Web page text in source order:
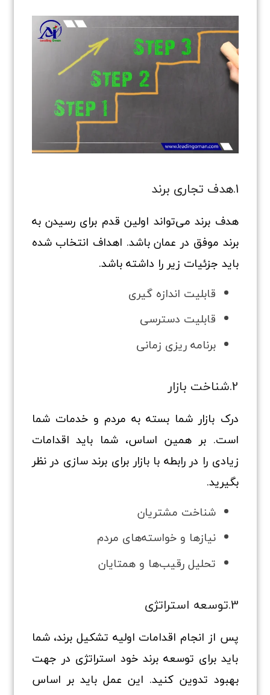
1.هدف تجاری برند
هدف برند می‌تواند اولین قدم برای رسیدن به
برند موفق در عمان باشد. اهداف انتخاب شده
باید جزئیات زیر را داشته باشد.
قابلیت اندازه گیری
قابلیت دسترسی
برنامه ریزی زمانی
2.شناخت بازار
درک بازار شما بسته به مردم و خدمات شما
است. بر همین اساس، شما باید اقدامات
زیادی را در رابطه با بازار برای برند سازی در نظر
بگیرید.
شناخت مشتریان
نیازها و خواسته‌های مردم
تحلیل رقیب‌ها و همتایان
3.توسعه استراتژی
پس از انجام اقدامات اولیه تشکیل برند، شما
باید برای توسعه برند خود استراتژی در جهت
بهبود تدوین کنید. این عمل باید بر اساس